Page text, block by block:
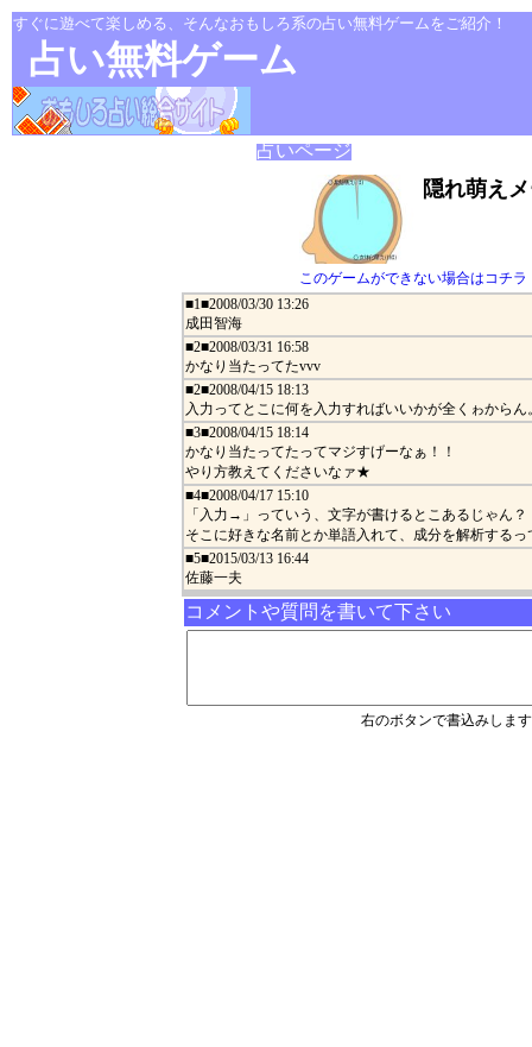
すぐに遊べて楽しめる、そんなおもしろ系の占い無料ゲームをご紹介！
占い無料ゲーム
占いページ
隠れ萌え
このゲームができない場合はコチラ
■1■2008/03/30 13:26
成田智海
■2■2008/03/31 16:58
かなり当たってたvvv
■2■2008/04/15 18:13
入力ってとこに何を入力すればいいかが全くゎからん
■3■2008/04/15 18:14
かなり当たってたってマジすげーなぁ！！
やり方教えてくださいなァ★
■4■2008/04/17 15:10
「入力→」っていう、文字が書けるとこあるじゃん？
そこに好きな名前とか単語入れて、成分を解析する
■5■2015/03/13 16:44
佐藤一夫
コメントや質問を書いて下さい
右のボタンで書込みしま